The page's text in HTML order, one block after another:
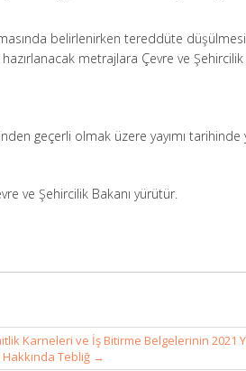
belirlenirken tereddüte düşülmesi
metrajlara Çevre ve Şehircilik
geçerli olmak üzere yayımı tarihinde
ve Şehircilik Bakanı yürütür.
Karneleri ve İş Bitirme Belgelerinin 2021
Hakkında Tebliğ →